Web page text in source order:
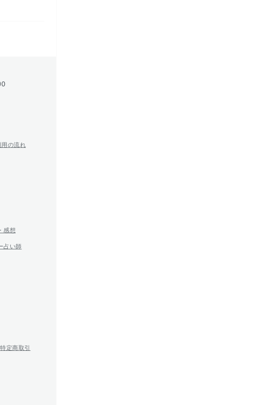
用の流れ
感想
占い師
特定商取引